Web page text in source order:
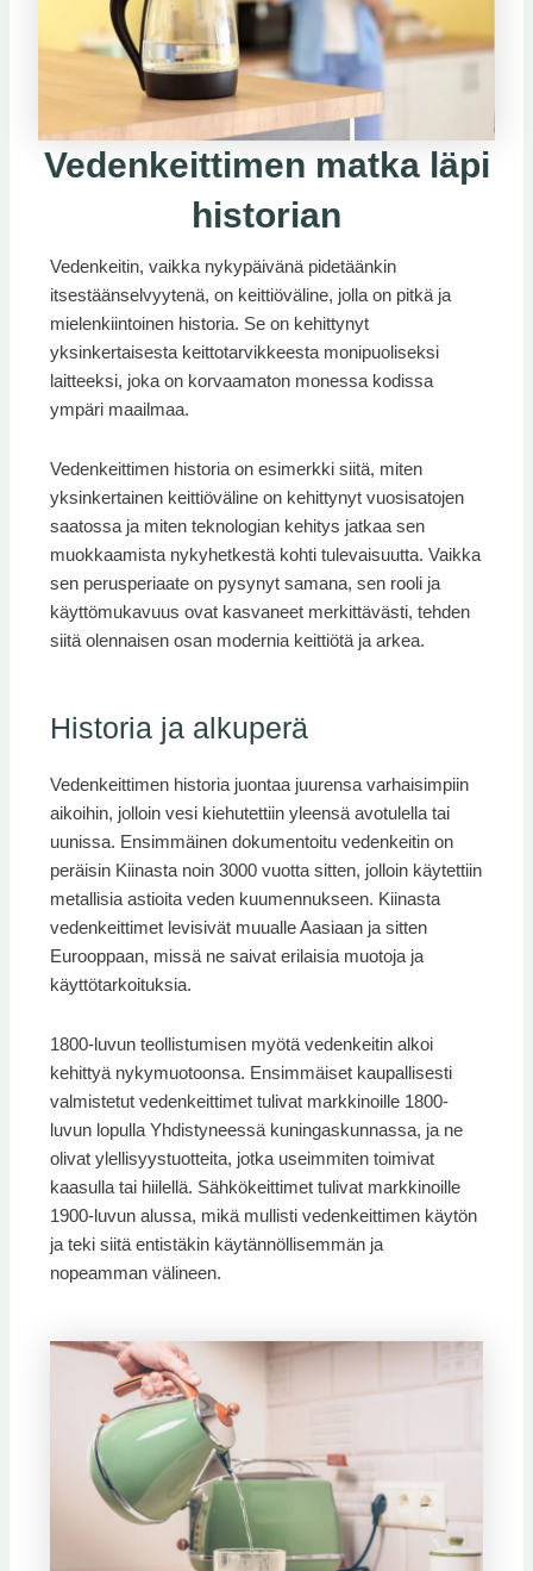
Vedenkeittimen matka läpi
historian
Vedenkeitin, vaikka nykypäivänä pidetäänkin
itsestäänselvyytenä, on keittiöväline, jolla on pitkä ja
mielenkiintoinen historia. Se on kehittynyt
yksinkertaisesta keittotarvikkeesta monipuoliseksi
laitteeksi, joka on korvaamaton monessa kodissa
ympäri maailmaa.
Vedenkeittimen historia on esimerkki siitä, miten
yksinkertainen keittiöväline on kehittynyt vuosisatojen
saatossa ja miten teknologian kehitys jatkaa sen
muokkaamista nykyhetkestä kohti tulevaisuutta. Vaikka
sen perusperiaate on pysynyt samana, sen rooli ja
käyttömukavuus ovat kasvaneet merkittävästi, tehden
siitä olennaisen osan modernia keittiötä ja arkea.
Historia ja alkuperä
Vedenkeittimen historia juontaa juurensa varhaisimpiin
aikoihin, jolloin vesi kiehutettiin yleensä avotulella tai
uunissa. Ensimmäinen dokumentoitu vedenkeitin on
peräisin Kiinasta noin 3000 vuotta sitten, jolloin käytettiin
metallisia astioita veden kuumennukseen. Kiinasta
vedenkeittimet levisivät muualle Aasiaan ja sitten
Eurooppaan, missä ne saivat erilaisia muotoja ja
käyttötarkoituksia.
1800-luvun teollistumisen myötä vedenkeitin alkoi
kehittyä nykymuotoonsa. Ensimmäiset kaupallisesti
valmistetut vedenkeittimet tulivat markkinoille 1800-
luvun lopulla Yhdistyneessä kuningaskunnassa, ja ne
olivat ylellisyystuotteita, jotka useimmiten toimivat
kaasulla tai hiilellä. Sähkökeittimet tulivat markkinoille
1900-luvun alussa, mikä mullisti vedenkeittimen käytön
ja teki siitä entistäkin käytännöllisemmän ja
nopeamman välineen.